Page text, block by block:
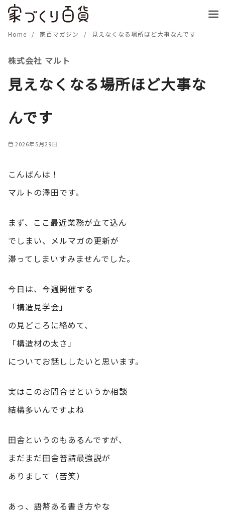
Home 家百マガジン 見えなくなる場所ほど大事なんです
株式会社 マルト
見えなくなる場所ほど大事な
んです
2026年5月29日
こんばんは！
マルトの澤田です。
まず、ここ最近業務が立て込ん
でしまい、メルマガの更新が
滞ってしまいすみませんでした。
今日は、今週開催する
「構造見学会」
の見どころに絡めて、
「構造材の太さ」
についてお話ししたいと思います。
実はこのお問合せというか相談
結構多いんですよね
田舎というのもあるんですが、
まだまだ田舎普請最強説が
ありまして（苦笑）
あっ、語幣ある書き方やな